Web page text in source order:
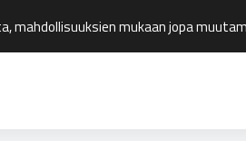
mahdollisuuksien mukaan jopa